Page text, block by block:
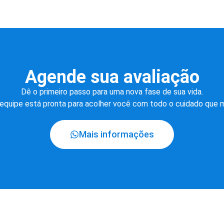
Agende sua avaliação
Dê o primeiro passo para uma nova fase de sua vida.
está pronta para acolher você com todo o cuidado que
Mais informações